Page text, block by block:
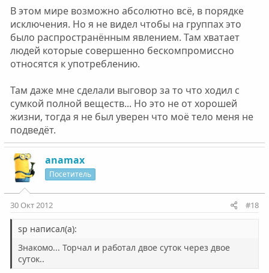
В этом мире возможно абсолютно всё, в порядке
исключения. Но я не видел чтобы на группах это
было распространённым явлением. Там хватает
людей которые совершенно бескомпромиссно
относятся к употреблению.
Там даже мне сделали выговор за то что ходил с
сумкой полной веществ... Но это не от хорошей
жизни, тогда я не был уверен что моё тело меня не
подведёт.
anamax
Посетитель
30 Окт 2012 #18
sp написал(а):
Знакомо... Торчал и работал двое суток через двое
суток..